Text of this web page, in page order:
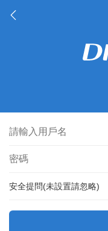
安全提問(未設置請忽略)